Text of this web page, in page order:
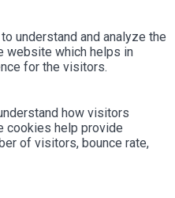
understand and analyze the
website which helps in
for the visitors.
how visitors
cookies help provide
of visitors, bounce rate,